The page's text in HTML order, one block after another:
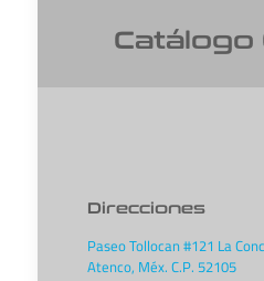
Catálogo
Direcciones
Paseo Tollocan #121 La
Atenco, Méx. C.P. 52105